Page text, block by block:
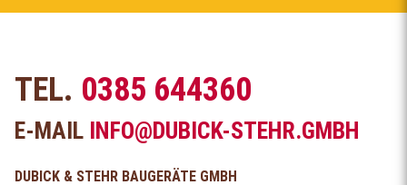
TEL. 0385 644360
E-MAIL INFO@DUBICK-STEHR.GMBH
DUBICK & STEHR BAUGERÄTE GMBH